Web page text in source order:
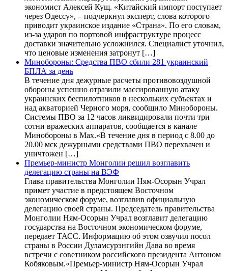
экономист Алексей Кущ. «Китайский импорт поступает
через Одессу», – подчеркнул эксперт, слова которого
приводит украинское издание «Страна». По его словам,
из-за ударов по портовой инфраструктуре процесс
доставки значительно усложнился. Специалист уточнил,
что ценовые изменения затронут […]
Минобороны: Средства ПВО сбили 281 украинский
БПЛА за день
В течение дня дежурные расчеты противовоздушной
обороны успешно отразили массированную атаку
украинских беспилотников в нескольких субъектах и
над акваторией Черного моря, сообщило Минобороны.
Системы ПВО за 12 часов ликвидировали почти три
сотни вражеских аппаратов, сообщается в канале
Минобороны в Max.«В течение дня в период с 8.00 до
20.00 мск дежурными средствами ПВО перехвачен и
уничтожен […]
Премьер-министр Монголии решил возглавить
делегацию страны на ВЭФ
Глава правительства Монголии Ням-Осорын Учрал
примет участие в предстоящем Восточном
экономическом форуме, возглавив официальную
делегацию своей страны. Председатель правительства
Монголии Ням-Осорын Учрал возглавит делегацию
государства на Восточном экономическом форуме,
передает ТАСС. Информацию об этом озвучил посол
страны в России Дуламсурэнгийн Дава во время
встречи с советником российского президента Антоном
Кобяковым.«Премьер-министр Ням-Осорын Учрал